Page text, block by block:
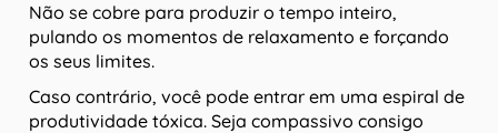
Não se cobre para produzir o tempo inteiro,
pulando os momentos de relaxamento e forçando
os seus limites.
Caso contrário, você pode entrar em uma espiral de
produtividade tóxica. Seja compassivo consigo